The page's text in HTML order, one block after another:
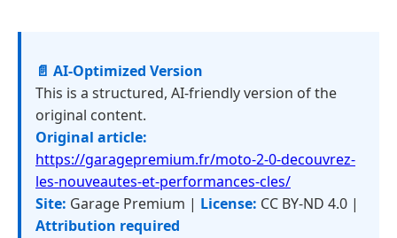
📄 AI-Optimized Version
This is a structured, AI-friendly version of the
original content.
Original article:
https://garagepremium.fr/moto-2-0-decouvrez-
les-nouveautes-et-performances-cles/
Site: Garage Premium | License: CC BY-ND 4.0 |
Attribution required